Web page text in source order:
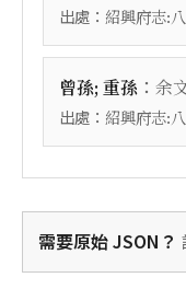
出處： 紹興府志:
曾孫; 重孫 ： 余
出處： 紹興府志:
需要原始 JSON？